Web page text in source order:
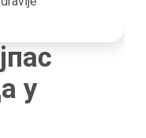
у